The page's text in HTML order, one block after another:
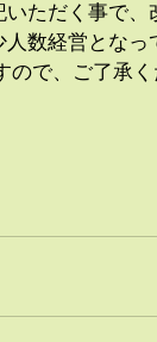
ただく事で、
数経営となっ
で、ご了承